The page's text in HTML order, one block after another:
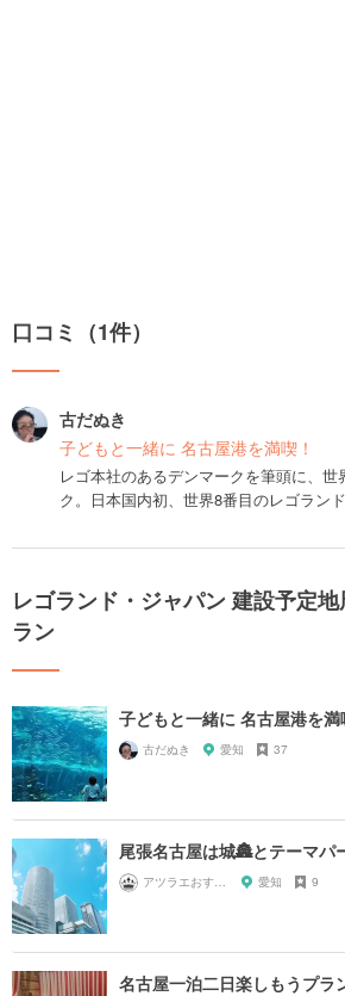
口コミ（1件）
古だぬき
子どもと一緒に 名古屋港を満喫！
レゴ本社のあるデンマークを筆頭に、
ク。日本国内初、世界8番目のレゴランド
レゴランド・ジャパン 建設予定
ラン
子どもと一緒に 名古屋港を満
古だぬき 愛知 37
尾張名古屋は城🏯とテーマパ
愛知 9
名古屋一泊二日楽しもうプラ